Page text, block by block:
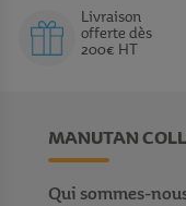
Livraison
offerte dès
200€ HT
MANUTAN
Qui sommes-